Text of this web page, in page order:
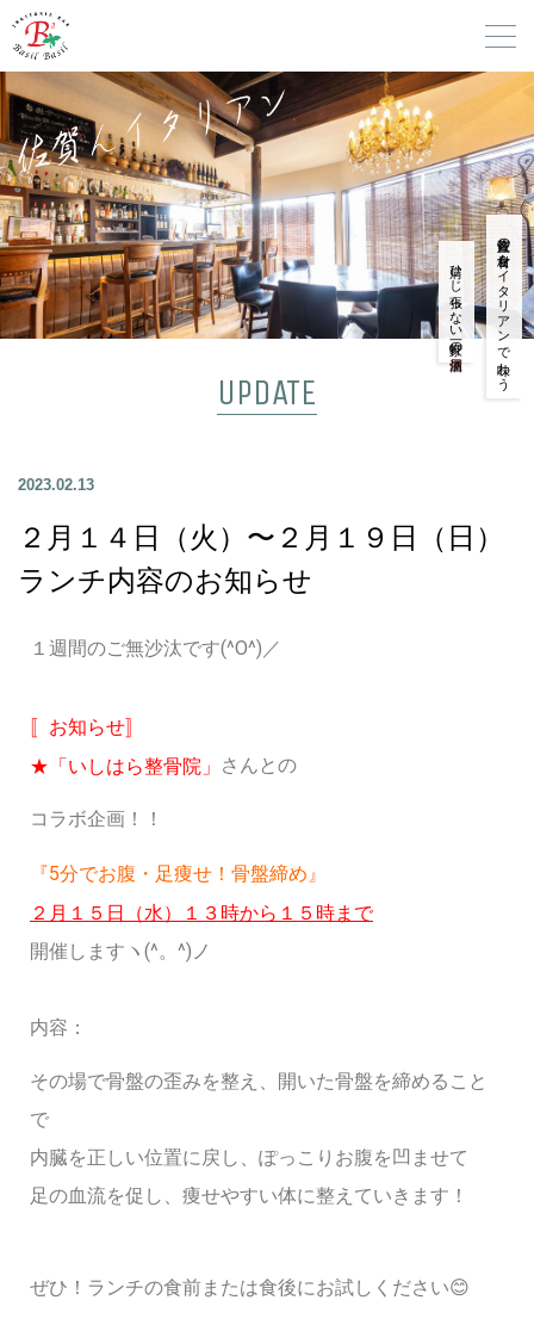
佐賀産の食材をイタリアンで味わう
肩ひじ張らない一軒家の
UPDATE
2023.02.13
２月１４日（火）〜２月１９日（日）
ランチ内容のお知らせ
１週間のご無沙汰です(^O^)／
〚お知らせ〛
★「いしはら整骨院」 さんとの
コラボ企画！！
『5分でお腹・足痩せ！骨盤締め』
２月１５日（水）１３時から１５時まで
開催しますヽ(^。^)ノ
内容：
その場で骨盤の歪みを整え、開いた骨盤を締めること
で
内臓を正しい位置に戻し、ぽっこりお腹を凹ませて
足の血流を促し、痩せやすい体に整えていきます！
ぜひ！ランチの食前または食後にお試しください😊